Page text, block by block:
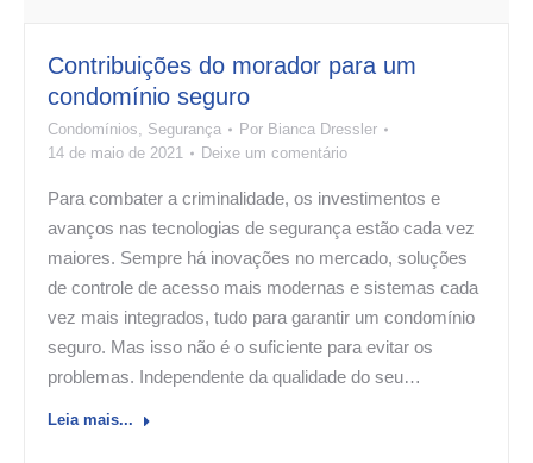
Contribuições do morador para um
condomínio seguro
Condomínios, Segurança Por Bianca Dressler
14 de maio de 2021
Deixe um comentário
Para combater a criminalidade, os investimentos e
avanços nas tecnologias de segurança estão cada vez
maiores. Sempre há inovações no mercado, soluções
de controle de acesso mais modernas e sistemas cada
vez mais integrados, tudo para garantir um condomínio
seguro. Mas isso não é o suficiente para evitar os
problemas. Independente da qualidade do seu…
Leia mais...